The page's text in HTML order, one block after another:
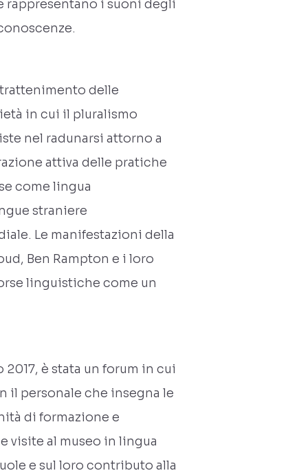
i suoni degli
delle
in cui il pluralismo
nel radunarsi attorno a
attiva delle pratiche
come lingua
straniere
Le manifestazioni della
Ben Rampton e i loro
linguistiche come un
è stata un forum in cui
il personale che insegna le
di formazione e
visite al museo in lingua
e sul loro contributo alla